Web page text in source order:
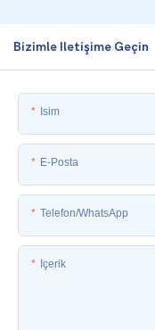
Bizimle Iletişime Geçin
Isim
E-Posta
Telefon/WhatsApp
Içerik